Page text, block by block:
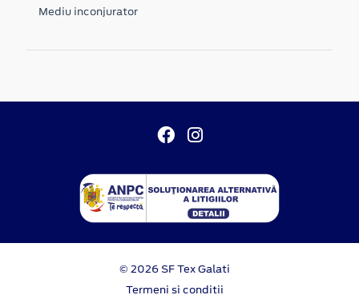
Mediu inconjurator
© 2026 SF Tex Galati
Termeni si conditii